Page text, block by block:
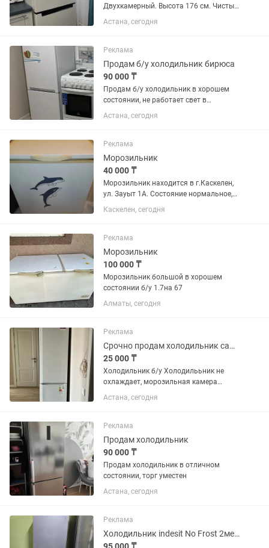
Двухкамерный. Высота 176 см. Чистый,
без посторонних запахов. ул.
Астана, сегодня
Реклама
Продам б/у холодильник бирюса
90 000 ₸
Продам б/у холодильник в хорошем
состоянии, не работает свет в
холодильнике и одна дверка
морозильника отсутствует
Астана, сегодня
Реклама
Морозильник
40 000 ₸
Морозильник находится в г.Каскелен,
ул. Зауыт 1А. Состояние нормальное,
сами пользовались. Всё работает.
Самовывоз.
Каскелен, сегодня
Реклама
Морозильник
100 000 ₸
Морозильник большой в хорошем
состоянии б/у 1.7на 67
Алматы, сегодня
Реклама
Срочно продам холодильник самовывозом
25 000 ₸
Холодильник б/у Холодилььник не
охлаждает, морозильная камера
работает
Астана, сегодня
Реклама
Продам холодильник
90 000 ₸
Продам холодильник в отличном
состоянии, торг уместен
Астана, сегодня
Реклама
Холодильник indesit No Frost 2метра